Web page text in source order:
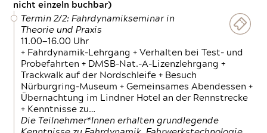
nicht einzeln buchbar)
Termin 2/2: Fahrdynamikseminar in
Theorie und Praxis
11.00—16.00 Uhr
+ Fahrdynamik-Lehrgang + Verhalten bei Test- und
Probefahrten + DMSB-Nat.-A-Lizenzlehrgang +
Trackwalk auf der Nordschleife + Besuch
Nürburgring-Museum + Gemeinsames Abendessen +
Übernachtung im Lindner Hotel an der Rennstrecke
+ Kenntnisse zu…
Die Teilnehmer*Innen erhalten grundlegende